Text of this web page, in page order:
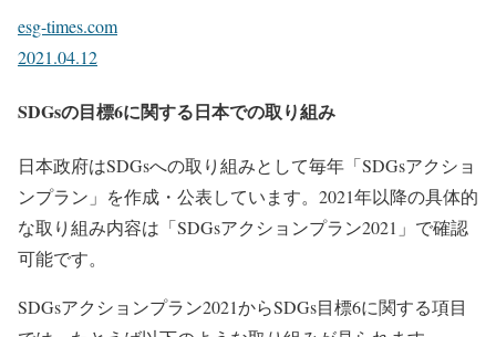
esg-times.com
2021.04.12
SDGsの目標6に関する日本での取り組み
日本政府はSDGsへの取り組みとして毎年「SDGsアクショ
ンプラン」を作成・公表しています。2021年以降の具体的
な取り組み内容は「SDGsアクションプラン2021」で確認
可能です。
SDGsアクションプラン2021からSDGs目標6に関する項目